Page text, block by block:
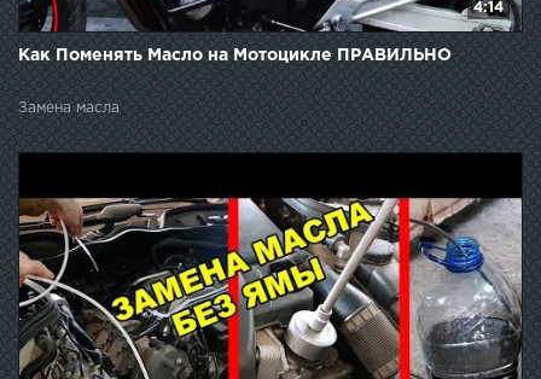
4:14
Как Поменять Масло на Мотоцикле ПРАВИЛЬНО
Замена масла